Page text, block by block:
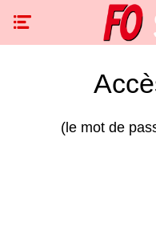
(le mot de